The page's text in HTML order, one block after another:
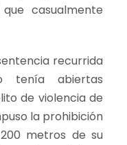
casualmente
recurrida
tenía abiertas
de violencia de
la prohibición
metros de su